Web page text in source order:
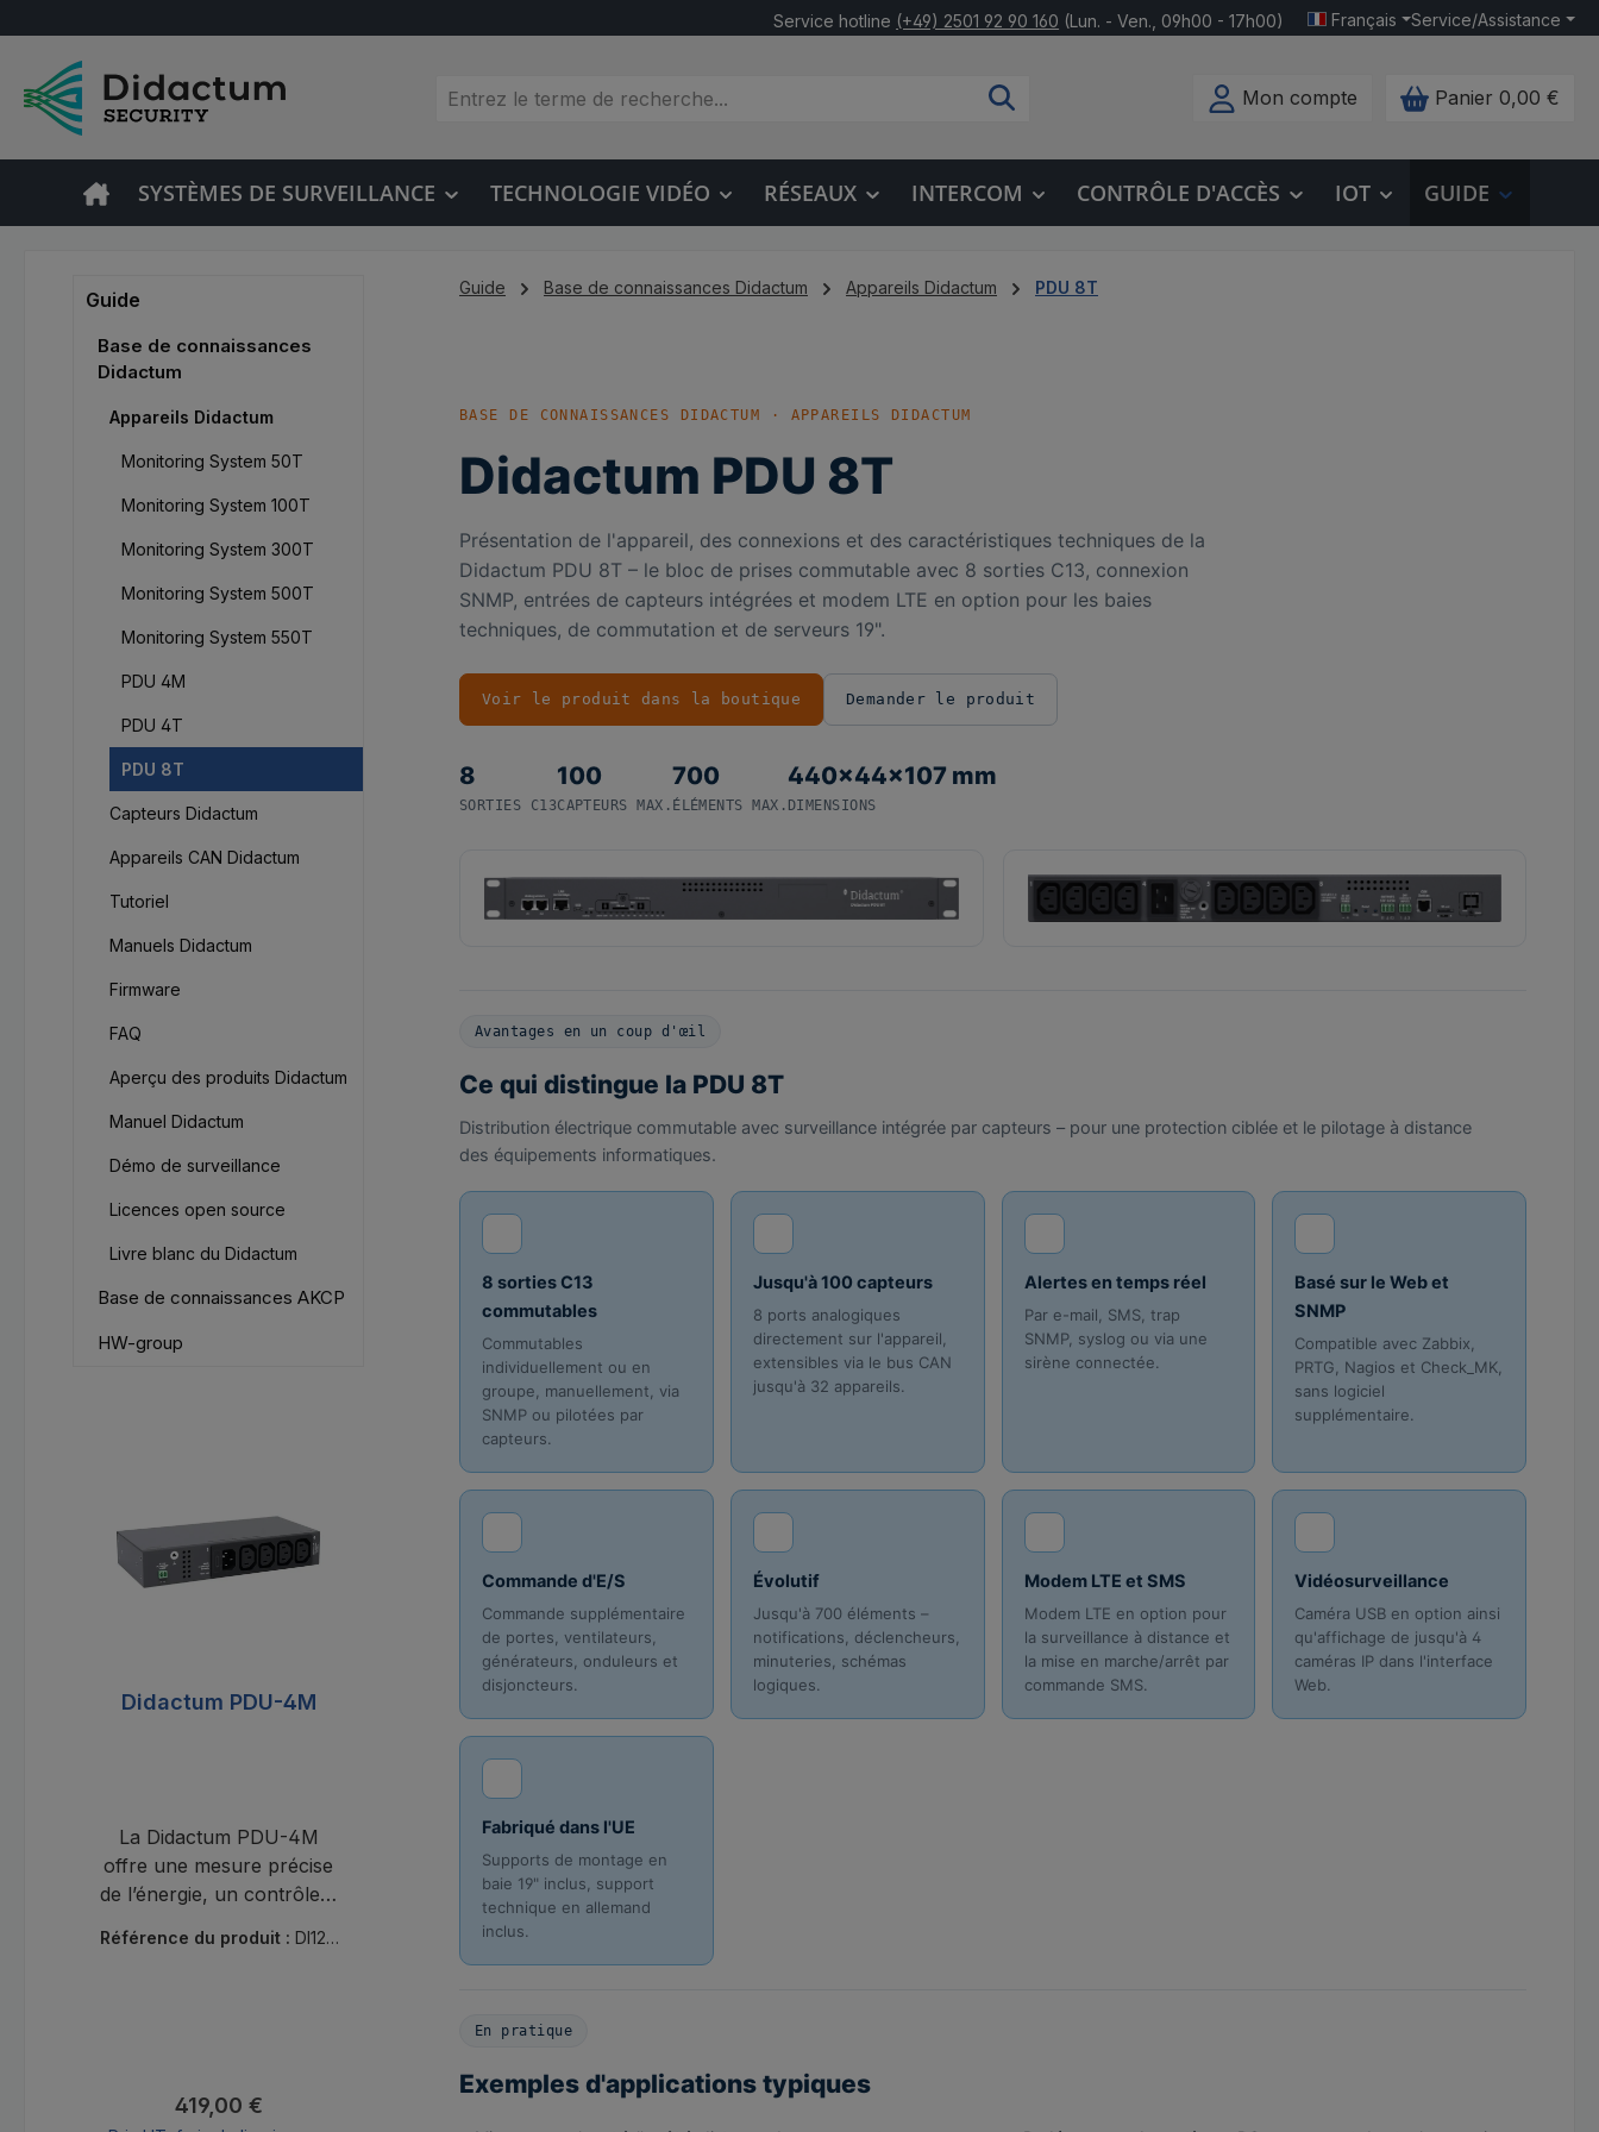
Service hotline (+49) 2501 92 90 160 (Lun. - Ven., 09h00 - 17h00) Français Service/Assistance
Mon compte Panier 0,00 €
SYSTÈMES DE SURVEILLANCE TECHNOLOGIE VIDÉO RÉSEAUX INTERCOM CONTRÔLE D'ACCÈS IOT GUIDE
Guide
Base de connaissances
Didactum
Appareils Didactum
Monitoring System 50T
Monitoring System 100T
Monitoring System 300T
Monitoring System 500T
Monitoring System 550T
PDU 4M
PDU 4T
PDU 8T
Capteurs Didactum
Appareils CAN Didactum
Tutoriel
Manuels Didactum
Firmware
FAQ
Aperçu des produits Didactum
Manuel Didactum
Démo de surveillance
Licences open source
Livre blanc du Didactum
Base de connaissances AKCP
HW-group
Didactum PDU-4M
La Didactum PDU-4M
offre une mesure précise
de l’énergie, un contrôle à
surveillance de
Référence du produit : DI120
Prix régulier :
419,00 €
Guide Base de connaissances Didactum Appareils Didactum PDU 8T
BASE DE CONNAISSANCES DIDACTUM · APPAREILS DIDACTUM
Didactum PDU 8T
Présentation de l'appareil, des connexions et des caractéristiques techniques de la
Didactum PDU 8T – le bloc de prises commutable avec 8 sorties C13, connexion
SNMP, entrées de capteurs intégrées et modem LTE en option pour les baies
techniques, de commutation et de serveurs 19".
Voir le produit dans la boutique Demander le produit
8
SORTIES C13
100
CAPTEURS MAX.
700
ÉLÉMENTS MAX.
440×44×107 mm
DIMENSIONS
Avantages en un coup d'œil
Ce qui distingue la PDU 8T
Distribution électrique commutable avec surveillance intégrée par capteurs – pour une protection ciblée et le pilotage à distance
des équipements informatiques.
8 sorties C13
commutables
Commutables
individuellement ou en
groupe, manuellement, via
SNMP ou pilotées par
capteurs.
Jusqu'à 100 capteurs
8 ports analogiques
directement sur l'appareil,
extensibles via le bus CAN
jusqu'à 32 appareils.
Alertes en temps réel
Par e-mail, SMS, trap
SNMP, syslog ou via une
sirène connectée.
Basé sur le Web et
SNMP
Compatible avec Zabbix,
PRTG, Nagios et Check_MK,
sans logiciel
supplémentaire.
Commande d'E/S
Commande supplémentaire
de portes, ventilateurs,
générateurs, onduleurs et
disjoncteurs.
Évolutif
Jusqu'à 700 éléments –
notifications, déclencheurs,
minuteries, schémas
logiques.
Modem LTE et SMS
Modem LTE en option pour
la surveillance à distance et
la mise en marche/arrêt par
commande SMS.
Vidéosurveillance
Caméra USB en option ainsi
qu'affichage de jusqu'à 4
caméras IP dans l'interface
Web.
Fabriqué dans l'UE
Supports de montage en
baie 19" inclus, support
technique en allemand
inclus.
En pratique
Exemples d'applications typiques